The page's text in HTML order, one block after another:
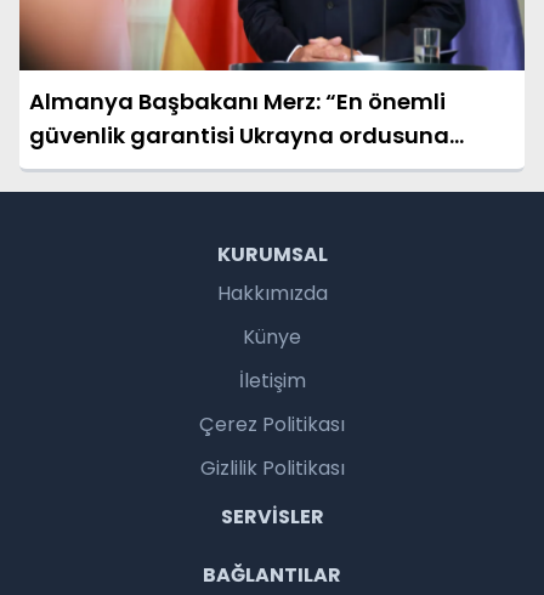
Almanya Başbakanı Merz: “En önemli
güvenlik garantisi Ukrayna ordusuna
yeterli destek sağlamak”
KURUMSAL
Hakkımızda
Künye
İletişim
Çerez Politikası
Gizlilik Politikası
SERVISLER
BAĞLANTILAR